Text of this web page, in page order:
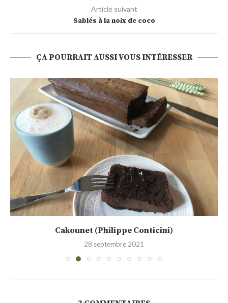
Article suivant
Sablés à la noix de coco
ÇA POURRAIT AUSSI VOUS INTÉRESSER
Cakounet (Philippe Conticini)
28 septembre 2021